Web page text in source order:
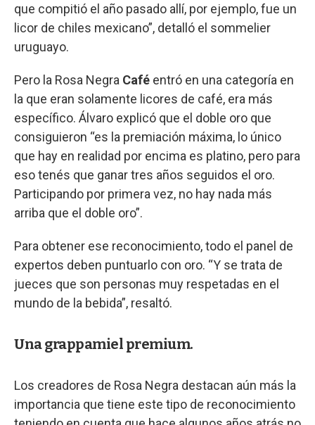
que compitió el año pasado allí, por ejemplo, fue un
licor de chiles mexicano”, detalló el sommelier
uruguayo.
Pero la Rosa Negra Café entró en una categoría en
la que eran solamente licores de café, era más
específico. Álvaro explicó que el doble oro que
consiguieron “es la premiación máxima, lo único
que hay en realidad por encima es platino, pero para
eso tenés que ganar tres años seguidos el oro.
Participando por primera vez, no hay nada más
arriba que el doble oro”.
Para obtener ese reconocimiento, todo el panel de
expertos deben puntuarlo con oro. “Y se trata de
jueces que son personas muy respetadas en el
mundo de la bebida”, resaltó.
Una grappamiel premium.
Los creadores de Rosa Negra destacan aún más la
importancia que tiene este tipo de reconocimiento